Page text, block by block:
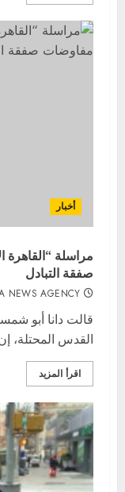
أخبار
مراسلة “القاهرة
صفقة التبادل
NEWS AGENCY
قالت دانا أبو
القدس المحتلة،
اقرأ المزيد